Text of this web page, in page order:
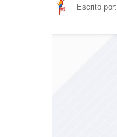
Escrito por: